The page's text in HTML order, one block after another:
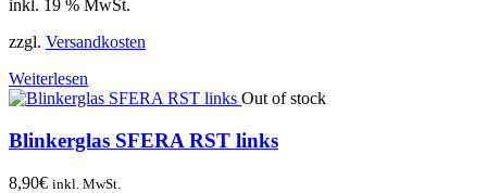
inkl. 19 % MwSt.
zzgl. Versandkosten
Weiterlesen
Out of stock
Blinkerglas SFERA RST links
8,90€ inkl. MwSt.